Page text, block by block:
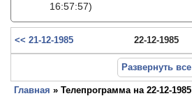
16:57:57)
<< 21-12-1985 22-12-1985
Развернуть все
Главная » Телепрограмма на 22-12-1985